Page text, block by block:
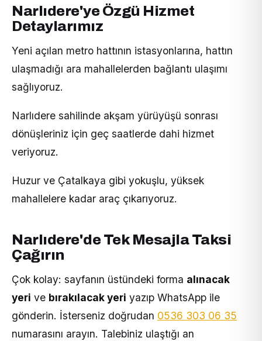
Narlıdere'ye Özgü Hizmet
Detaylarımız
Yeni açılan metro hattının istasyonlarına, hattın
ulaşmadığı ara mahallelerden bağlantı ulaşımı
sağlıyoruz.
Narlıdere sahilinde akşam yürüyüşü sonrası
dönüşleriniz için geç saatlerde dahi hizmet
veriyoruz.
Huzur ve Çatalkaya gibi yokuşlu, yüksek
mahallelere kadar araç çıkarıyoruz.
Narlıdere'de Tek Mesajla Taksi
Çağırın
Çok kolay: sayfanın üstündeki forma alınacak
yeri ve bırakılacak yeri yazıp WhatsApp ile
gönderin. İsterseniz doğrudan 0536 303 06 35
numarasını arayın. Talebiniz ulaştığı an